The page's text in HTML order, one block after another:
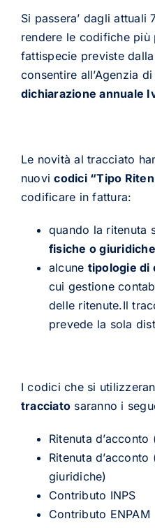
Si passera’ dagli attuali
rendere le codifiche più
fattispecie previste
consentire all’Agenzia
dichiarazione annuale
Le novità al tracciato
nuovicodici “Tipo
codificare in fattura:
quando la ritenuta
fisiche o giuridiche
alcune tipologie di
cui gestione
delle ritenute.Il
prevede la sola
I codici che si
tracciato saranno i
Ritenuta
Ritenuta
giuridiche)
Contributo INPS
Contributo ENPAM